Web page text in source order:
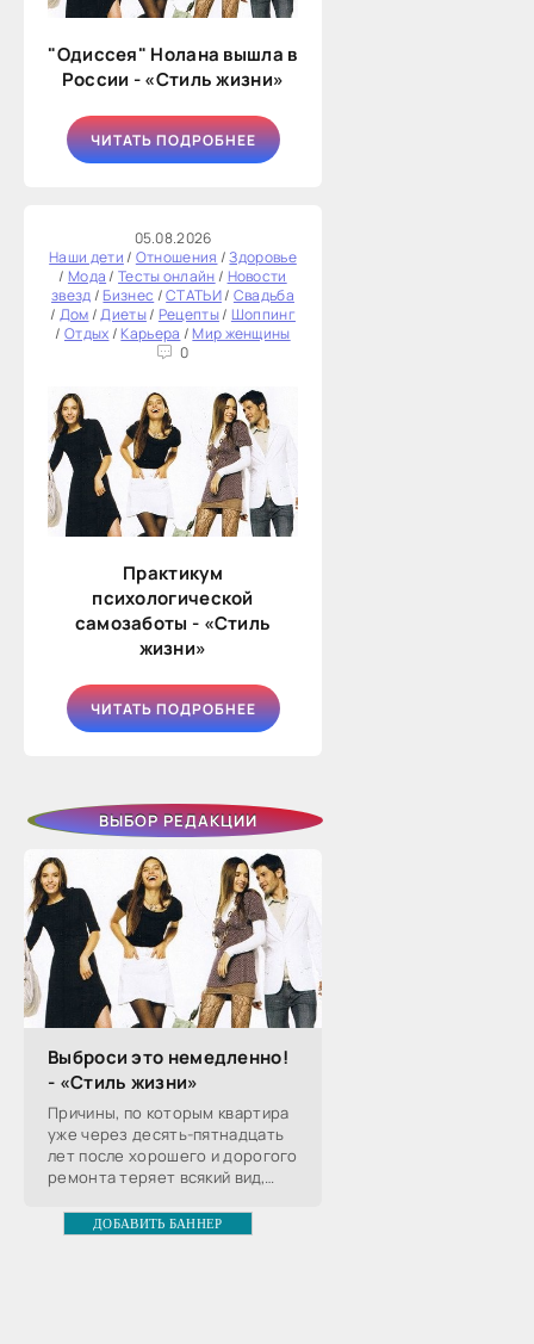
"Одиссея" Нолана вышла в
России - «Стиль жизни»
ЧИТАТЬ ПОДРОБНЕЕ
05.08.2026
Наши дети/ Отношения /Здоровье
/ Мода/Тесты онлайн/ Новости
звезд/Бизнес /СТАТЬИ/ Свадьба
/ Дом/Диеты/ Рецепты/ Шоппинг
/ Отдых/Карьера /Мир женщины
0
Практикум
психологической
самозаботы - «Стиль
жизни»
ЧИТАТЬ ПОДРОБНЕЕ
ВЫБОР РЕДАКЦИИ
Выброси это немедленно!
- «Стиль жизни»
Причины, по которым квартира
уже через десять-пятнадцать
лет после хорошего и дорогого
ремонта теряет всякий вид,
них хозяин может совладать,
чтобы сохранить
ДОБАВИТЬ БАННЕР